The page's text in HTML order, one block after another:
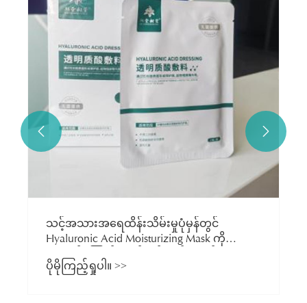
သင့်အသားအရေထိန်းသိမ်းမှုပုံမှန်တွင်
Hyaluronic Acid Moisturizing Mask ကို
ပိုမိုကြည့်ရှုပါ။ >>
 